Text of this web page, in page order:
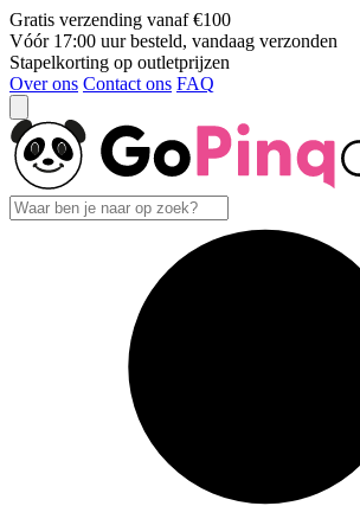
Gratis verzending vanaf €100
Vóór 17:00 uur besteld, vandaag verzonden
Stapelkorting op outletprijzen
Over ons Contact ons FAQ